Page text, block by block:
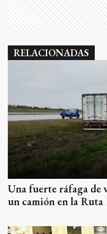
RELACIONADAS
Una fuerte ráfaga de
un camión en la Ruta